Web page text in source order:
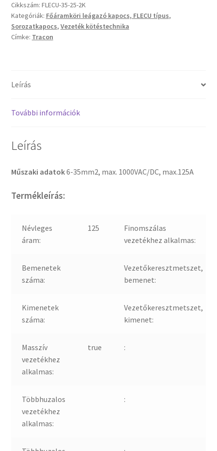
Cikkszám: FLECU-35-25-2K
Kategóriák: Főáramköri leágazó kapocs, FLECU típus,
Sorozatkapocs, Vezeték kötéstechnika
Címke: Tracon
Leírás
További információk
Leírás
Műszaki adatok6-35mm2, max. 1000VAC/DC, max.125A
Termékleírás:
Névleges
áram:
125
Finomszálas
vezetékhez alkalmas:
Bemenetek
száma:
Vezetőkeresztmetszet,
bemenet:
Kimenetek
száma:
Vezetőkeresztmetszet,
kimenet:
Masszív
vezetékhez
alkalmas:
true :
Többhuzalos
vezetékhez
alkalmas:
: